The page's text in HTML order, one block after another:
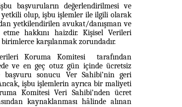
başvuruların değerlendirilmesi ve
yetkili olup, işbu işlemler ile ilgili olarak
yetkilendirilen avukat/danışman ve
hakkını haizdir. Kişisel Verileri
karşılanmak zorundadır.
Koruma Komitesi tarafından
ve en geç otuz gün içinde ücretsiz
başvuru sonucu Ver Sahibi’nin geri
işbu işlemlerin ayrıca bir maliyeti
Komitesi Veri Sahibi’nden ücret
kaynaklanması hâlinde alınan